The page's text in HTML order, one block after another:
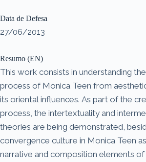
Data de Defesa
27/06/2013
Resumo (EN)
This work consists in understanding
process of Monica Teen from
its oriental influences. As part of the
process, the intertextuality and
theories are being demonstrated,
convergence culture in Monica Teen
narrative and composition elements